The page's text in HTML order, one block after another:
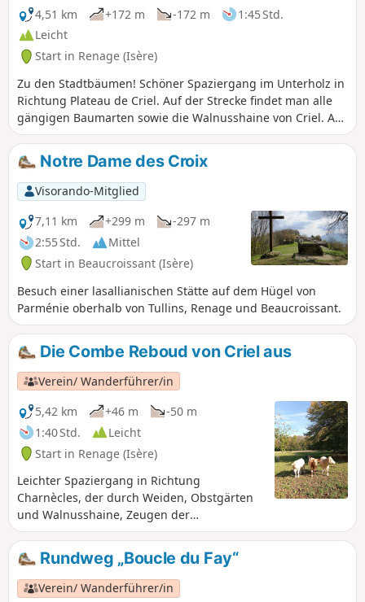
bemerkenswerten Bäumen und weiter zum Waschhaus des
Amours, wo die Weberinnen ihre Wäsche wuschen und
vielleicht ihren Seelenverwandten trafen.
4,51 km +172 m -172 m
1:45 Std.
Leicht
Start in Renage (Isère)
Zu den Stadtbäumen! Schöner Spaziergang im Unterholz in
Richtung Plateau de Criel. Auf der Strecke findet man alle
gängigen Baumarten sowie die Walnusshaine von Criel. Auf
dem Rückweg veranschaulicht eine Dauerausstellung mit
Fotos im Unterholz den Chemin du Sophora. Der Rückweg
führt dann durch den Parc de l'Ancienne Soierie mit seinen
bemerkenswerten Bäumen und weiter zum Waschhaus des
Amours, wo die Weberinnen ihre Wäsche wuschen und
vielleicht ihren Seelenverwandten trafen.
Notre Dame des Croix
Visorando-Mitglied
7,11 km
+299 m
-297 m
2:55 Std.
Mittel
Start in Beaucroissant (Isère)
Besuch einer lasallianischen Stätte auf dem Hügel von
Parménie oberhalb von Tullins, Renage und Beaucroissant.
Die Combe Reboud von Criel aus
Verein/ Wanderführer/in
5,42 km
+46 m
-50 m
1:40 Std.
Leicht
Start in Renage (Isère)
Leichter Spaziergang in Richtung
Charnècles, der durch Weiden, Obstgärten
und Walnusshaine, Zeugen der
landwirtschaftlichen Tätigkeit von Criel de
Renage, bemerkenswerte Ausblicke auf den
Vercors, die Belledonne und die Chartreuse
bietet.
Rundweg „Boucle du Fay“
Verein/ Wanderführer/in